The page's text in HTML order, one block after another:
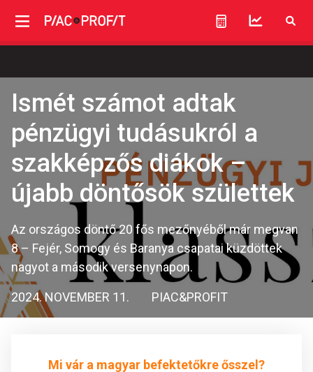
Ismét számot adtak
pénzügyi tudásukról a
szakképzős diákok –
újabb döntősök születtek
Az országos döntő 20 fős mezőnyéből már megvan
8 – Fejér, Somogy és Baranya csapatai küzdöttek
nagyot a második versenynapon.
2024. NOVEMBER 11. PIAC&PROFIT
Mi vár a magyar befektetőkre ősszel?